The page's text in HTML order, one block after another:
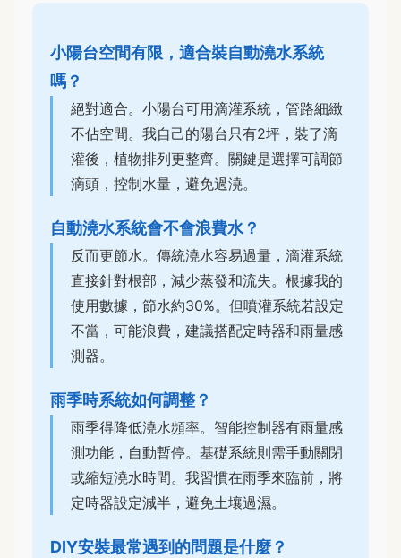
小陽台空間有限，適合裝自動澆水系統
嗎？
絕對適合。小陽台可用滴灌系統，管路細緻
不佔空間。我自己的陽台只有2坪，裝了滴
灌後，植物排列更整齊。關鍵是選擇可調節
滴頭，控制水量，避免過澆。
自動澆水系統會不會浪費水？
反而更節水。傳統澆水容易過量，滴灌系統
直接針對根部，減少蒸發和流失。根據我的
使用數據，節水約30%。但噴灌系統若設定
不當，可能浪費，建議搭配定時器和雨量感
測器。
雨季時系統如何調整？
雨季得降低澆水頻率。智能控制器有雨量感
測功能，自動暫停。基礎系統則需手動關閉
或縮短澆水時間。我習慣在雨季來臨前，將
定時器設定減半，避免土壤過濕。
DIY安裝最常遇到的問題是什麼？